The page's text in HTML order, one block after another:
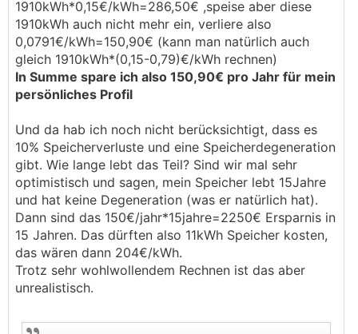
1910kWh*0,15€/kWh=286,50€ ,speise aber diese
1910kWh auch nicht mehr ein, verliere also
0,0791€/kWh=150,90€ (kann man natürlich auch
gleich 1910kWh*(0,15-0,79)€/kWh rechnen)
In Summe spare ich also 150,90€ pro Jahr für mein
persönliches Profil
Und da hab ich noch nicht berücksichtigt, dass es
10% Speicherverluste und eine Speicherdegeneration
gibt. Wie lange lebt das Teil? Sind wir mal sehr
optimistisch und sagen, mein Speicher lebt 15Jahre
und hat keine Degeneration (was er natürlich hat).
Dann sind das 150€/jahr*15jahre=2250€ Ersparnis in
15 Jahren. Das dürften also 11kWh Speicher kosten,
das wären dann 204€/kWh.
Trotz sehr wohlwollendem Rechnen ist das aber
unrealistisch.